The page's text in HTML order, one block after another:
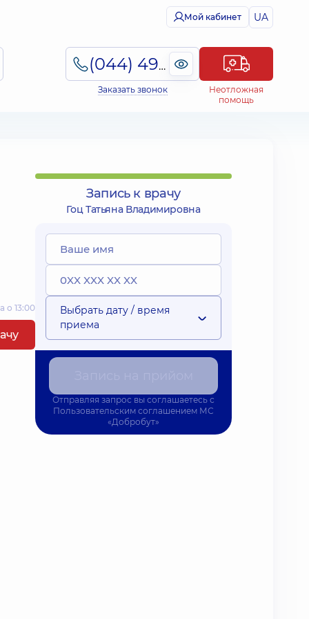
Мой кабинет UA
(044) 495-2-888
Заказать звонок
Неотложная
помощь
о 13:00
Запись к врачу
Гоц Татьяна Владимировна
Выбрать дату / время
приема
Отправляя запрос вы соглашаетесь с
Пользовательским соглашением МС
«Добробут»